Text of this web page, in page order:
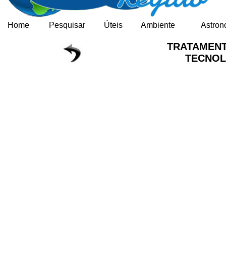
Home Pesquisar Úteis Ambiente